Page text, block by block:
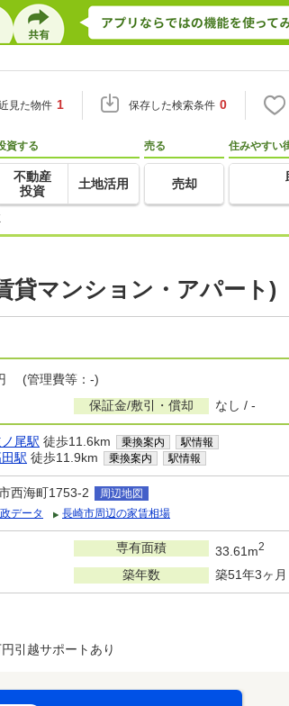
見た物件 1 保存した検索条件 0
資する
不動産
投資
土地活用
売る
売却
住みやすい
貸マンション・アパート)
(管理費等：-)
保証金/敷引・償却 なし / -
尾駅 徒歩11.6km 乗換案内 駅情報
駅 徒歩11.9km 乗換案内 駅情報
西海町1753-2
周辺地図
データ
長崎市周辺の家賃相場
専有面積 33.61m2
築年数 築51年3ヶ月
引越サポートあり